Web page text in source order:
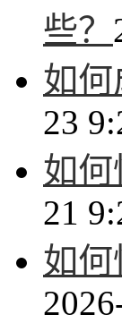
些？
如
23
如
21
如